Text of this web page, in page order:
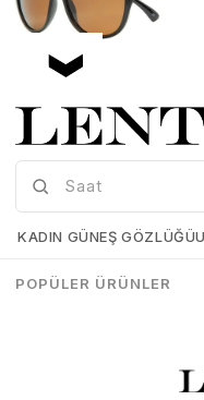
Mia-Maria-OF127-C2-56
KADIN GÜNEŞ GÖZLÜĞÜ
POPÜLER ÜRÜNLER